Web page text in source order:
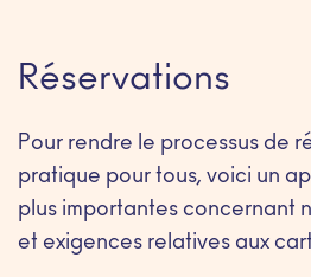
Réservations
Pour rendre le processus de
pratique pour tous, voici un
plus importantes concernant
et exigences relatives aux